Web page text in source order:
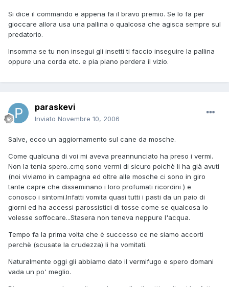
Si dice il commando e appena fa il bravo premio. Se lo fa per
gioccare allora usa una pallina o qualcosa che agisca sempre sul
predatorio.
Insomma se tu non insegui gli insetti ti faccio inseguire la pallina
oppure una corda etc. e pia piano perdera il vizio.
paraskevi
Inviato Novembre 10, 2006
Salve, ecco un aggiornamento sul cane da mosche.
Come qualcuna di voi mi aveva preannunciato ha preso i vermi.
Non la tenia spero..cmq sono vermi di sicuro poichè li ha già avuti
(noi viviamo in campagna ed oltre alle mosche ci sono in giro
tante capre che disseminano i loro profumati ricordini ) e
conosco i sintomi.Infatti vomita quasi tutti i pasti da un paio di
giorni ed ha accessi parossistici di tosse come se qualcosa lo
volesse soffocare...Stasera non teneva neppure l'acqua.
Tempo fa la prima volta che è successo ce ne siamo accorti
perchè (scusate la crudezza) li ha vomitati.
Naturalmente oggi gli abbiamo dato il vermifugo e spero domani
vada un po' meglio.